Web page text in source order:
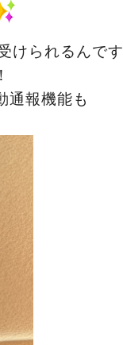
けられるんです
通報機能も